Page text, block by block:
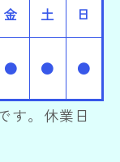
金 土 日
● ● ●